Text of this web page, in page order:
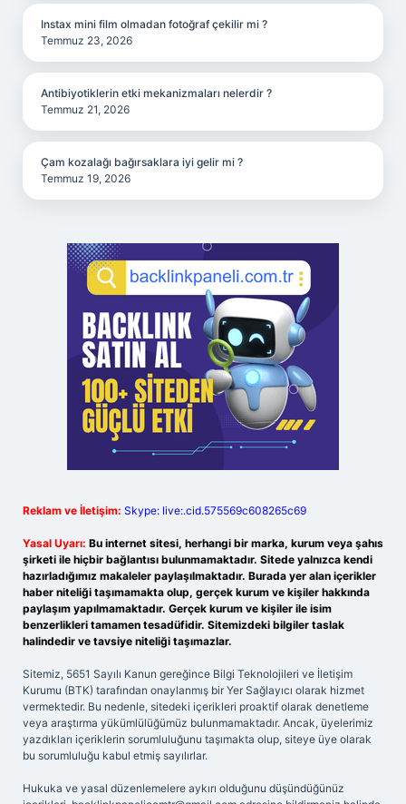
Instax mini film olmadan fotoğraf çekilir mi ?
Temmuz 23, 2026
Antibiyotiklerin etki mekanizmaları nelerdir ?
Temmuz 21, 2026
Çam kozalağı bağırsaklara iyi gelir mi ?
Temmuz 19, 2026
Reklam ve İletişim: Skype: live:.cid.575569c608265c69
Yasal Uyarı: Bu internet sitesi, herhangi bir marka, kurum veya şahıs
şirketi ile hiçbir bağlantısı bulunmamaktadır. Sitede yalnızca kendi
hazırladığımız makaleler paylaşılmaktadır. Burada yer alan içerikler
haber niteliği taşımamakta olup, gerçek kurum ve kişiler hakkında
paylaşım yapılmamaktadır. Gerçek kurum ve kişiler ile isim
benzerlikleri tamamen tesadüfidir. Sitemizdeki bilgiler taslak
halindedir ve tavsiye niteliği taşımazlar.
Sitemiz, 5651 Sayılı Kanun gereğince Bilgi Teknolojileri ve İletişim
Kurumu (BTK) tarafından onaylanmış bir Yer Sağlayıcı olarak hizmet
vermektedir. Bu nedenle, sitedeki içerikleri proaktif olarak denetleme
veya araştırma yükümlülüğümüz bulunmamaktadır. Ancak, üyelerimiz
yazdıkları içeriklerin sorumluluğunu taşımakta olup, siteye üye olarak
bu sorumluluğu kabul etmiş sayılırlar.
Hukuka ve yasal düzenlemelere aykırı olduğunu düşündüğünüz